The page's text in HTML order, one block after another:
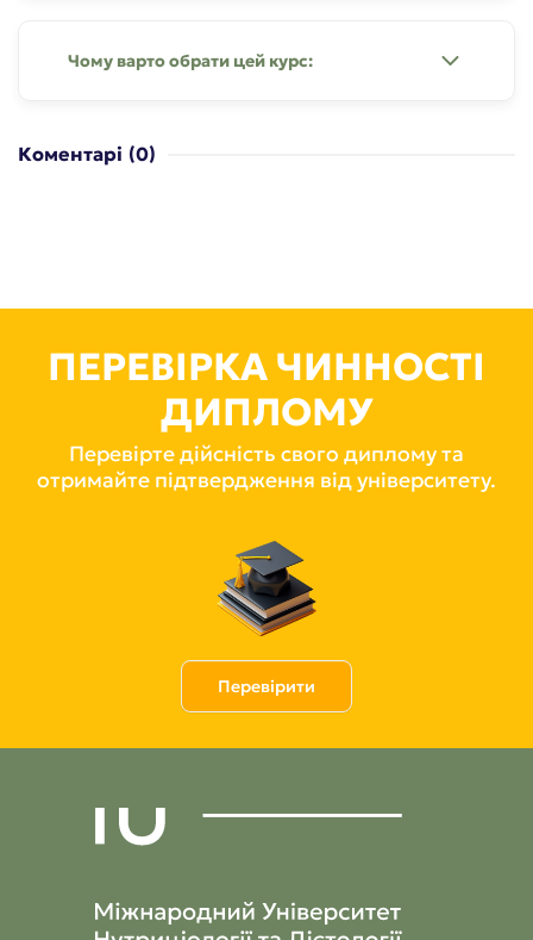
Чому варто обрати цей курс:
Коментарі (0)
ПЕРЕВІРКА ЧИННОСТІ
ДИПЛОМУ
Перевірте дійсність свого диплому та
отримайте підтвердження від університету.
Перевірити